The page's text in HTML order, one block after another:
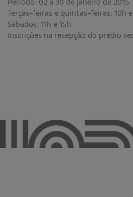
Período: 02 a 30 de janeiro de 2015
Terças-feiras e quintas-feiras: 10h e
Sábados: 11h e 15h
Inscrições na recepção do prédio